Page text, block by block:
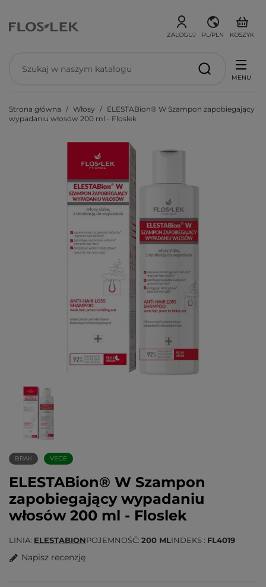
ZALOGUJ PL/PLN KOSZYK
MENU
Strona główna Włosy
ELESTABion® W Szampon zapobiegający
wypadaniu włosów 200 ml - Floslek
BRAK VEGE
ELESTABion® W Szampon
zapobiegający wypadaniu
włosów 200 ml - Floslek
LINIA ELESTABIONPOJEMNOŚĆ 200 MLINDEKS FL4019
Napisz recenzję